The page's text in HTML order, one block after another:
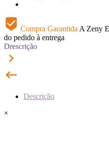
beenhere Compra Garantida A Zeny
do pedido à entrega
Drescrição
keyboard_arrow_right
keyboard_backspace
Descrição
×